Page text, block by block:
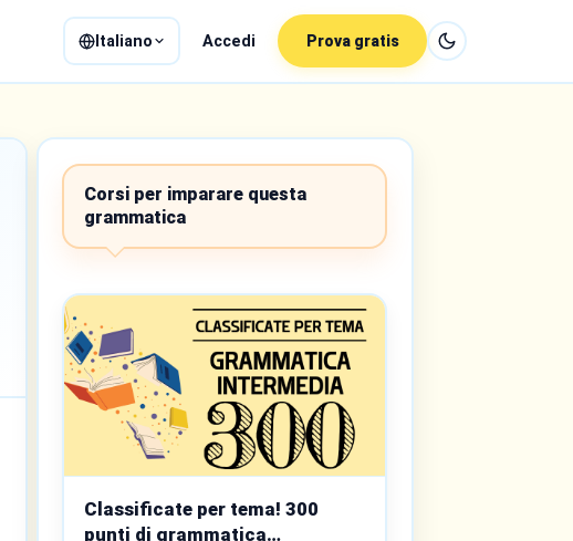
Italiano Accedi Prova gratis
Corsi per imparare questa
grammatica
Classificate per tema! 300
punti di grammatica